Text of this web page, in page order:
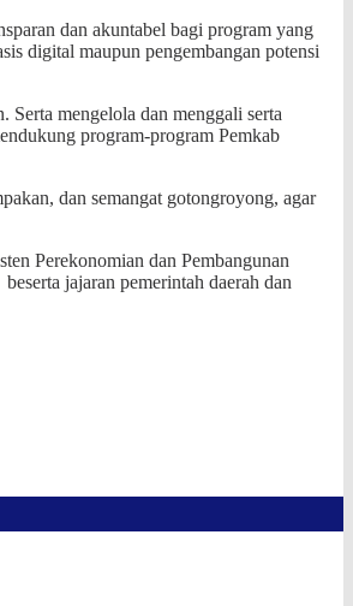
dan akuntabel bagi program yang
digital maupun pengembangan potensi
Serta mengelola dan menggali serta
program-program Pemkab
dan semangat gotongroyong, agar
Perekonomian dan Pembangunan
jajaran pemerintah daerah dan